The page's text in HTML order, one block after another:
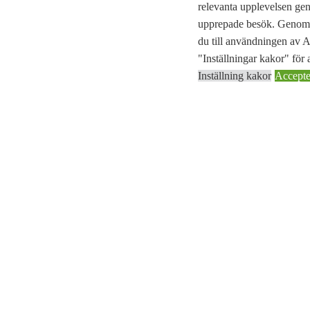
relevanta upplevelsen
upprepade besök.
du till användningen av
"Inställningar kakor" för
Inställning kakor